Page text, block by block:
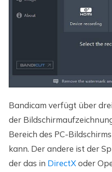
Bandicam verfügt über
der
Bereich des PC-
kann. Der andere ist der
der das in DirectXoder